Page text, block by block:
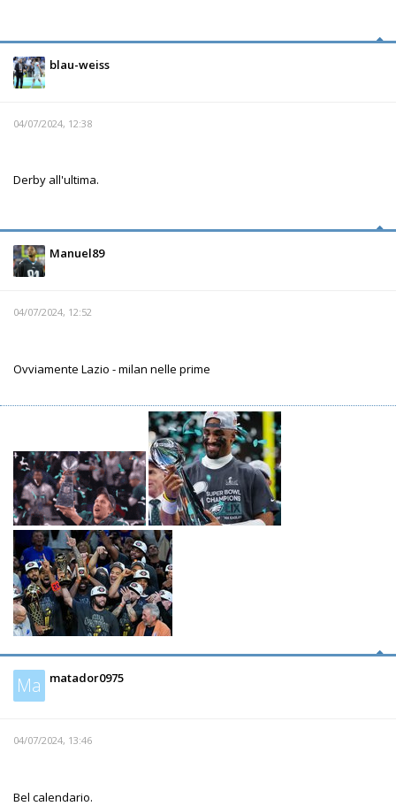
blau-weiss
04/07/2024, 12:38
Derby all'ultima.
Manuel89
04/07/2024, 12:52
Ovviamente Lazio - milan nelle prime
Ma matador0975
04/07/2024, 13:46
Bel calendario.